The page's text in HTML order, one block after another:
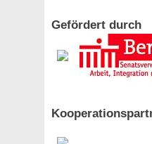
Gefördert durch